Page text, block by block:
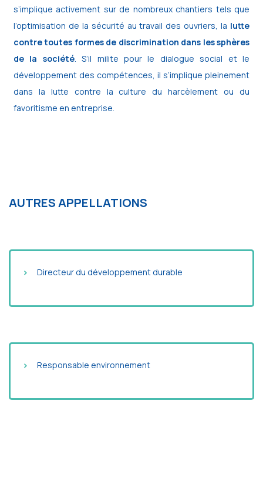
s’implique activement sur de nombreux chantiers tels que
l’optimisation de la sécurité au travail des ouvriers, la lutte
contre toutes formes de discrimination dans les sphères
de la société. S’il milite pour le dialogue social et le
développement des compétences, il s’implique pleinement
dans la lutte contre la culture du harcèlement ou du
favoritisme en entreprise.
AUTRES APPELLATIONS
Directeur du développement durable
Responsable environnement